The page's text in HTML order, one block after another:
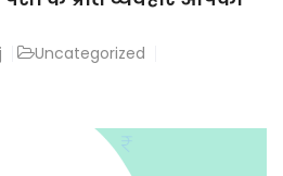
Uncategorized